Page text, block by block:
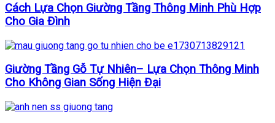
Cách Lựa Chọn Giường Tầng Thông Minh Phù Hợp
Cho Gia Đình
Giường Tầng Gỗ Tự Nhiên– Lựa Chọn Thông Minh
Cho Không Gian Sống Hiện Đại